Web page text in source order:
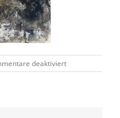
deaktiviertfür